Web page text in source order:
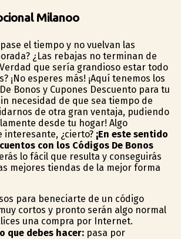
Milanoo
el tiempo y no vuelvan las
¿Las rebajas no terminan de
que sería grandioso estar todo
¡No esperes más! ¡Aquí tenemos los
Bonos y Cupones Descuento para tu
necesidad de que sea tiempo de
de otra gran ventaja, pudiendo
desde tu hogar! Algo
interesante, ¿cierto? ¡En este sentido
con los Códigos De Bonos
lo fácil que resulta y conseguirás
mejores tiendas de la mejor forma
para beneficiarte de un código
cortos y pronto serán algo normal
una compra por Internet.
que debes hacer:pasa por